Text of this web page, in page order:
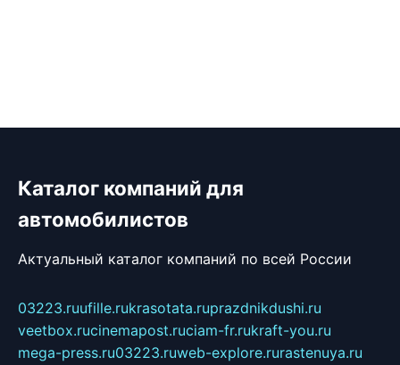
Каталог компаний для
автомобилистов
Актуальный каталог компаний по всей России
03223.ruufille.rukrasotata.ruprazdnikdushi.ru
veetbox.rucinemapost.ruciam-fr.rukraft-you.ru
mega-press.ru03223.ruweb-explore.rurastenuya.ru